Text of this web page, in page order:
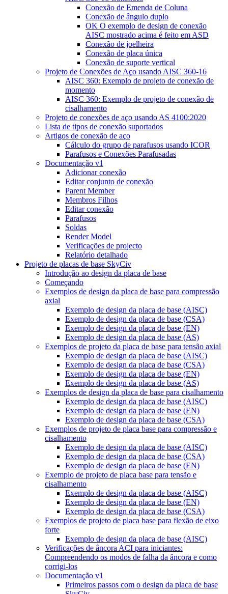
Conexão de Emenda de Coluna
Conexão de ângulo duplo
OK O exemplo de design de conexão
AISC mostrado acima é feito em ASD
Conexão de joelheira
Conexão de placa única
Conexão de suporte vertical
Projeto de Conexões de Aço usando AISC 360-16
AISC 360: Exemplo de projeto de conexão de
momento
AISC 360: Exemplo de projeto de conexão de
cisalhamento
Projeto de conexões de aço usando AS 4100:2020
Lista de tipos de conexão suportados
Artigos de conexão de aço
Cálculo do grupo de parafusos usando ICOR
Parafusos e Conexões Parafusadas
Documentação v1
Adicionar conexão
Editar conjunto de conexão
Parent Member
Membros Filhos
Editar conexão
Parafusos
Soldas
Render Model
Verificações de projecto
Relatório detalhado
Projeto de placas de base SkyCiv
Introdução ao design da placa de base
Começando
Exemplos de design da placa de base para compressão
axial
Exemplo de design da placa de base (AISC)
Exemplo de design da placa de base (CSA)
Exemplo de design da placa de base (EN)
Exemplo de design da placa de base (AS)
Exemplos de projeto da placa de base para tensão axial
Exemplo de design da placa de base (AISC)
Exemplo de design da placa de base (CSA)
Exemplo de design da placa de base (EN)
Exemplo de design da placa de base (AS)
Exemplos de design da placa de base para cisalhamento
Exemplo de design da placa de base (AISC)
Exemplo de design da placa de base (EN)
Exemplo de design da placa de base (CSA)
Exemplos de projeto de placa base para compressão e
cisalhamento
Exemplo de design da placa de base (AISC)
Exemplo de design da placa de base (CSA)
Exemplo de design da placa de base (EN)
Exemplo de projeto de placa base para tensão e
cisalhamento
Exemplo de design da placa de base (AISC)
Exemplo de design da placa de base (EN)
Exemplo de design da placa de base (CSA)
Exemplos de projeto de placa base para flexão de eixo
forte
Exemplo de design da placa de base (AISC)
Verificações de âncora ACI para iniciantes:
Compreendendo os modos de falha da âncora e como
corrigi-los
Documentação v1
Primeiros passos com o design da placa de base